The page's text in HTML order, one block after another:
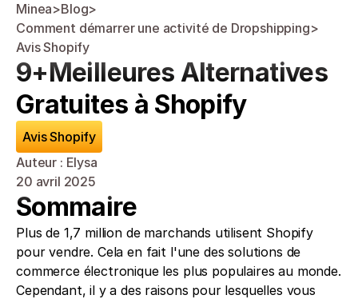
Minea>Blog>
Comment démarrer une activité de Dropshipping>
Avis Shopify
9+Meilleures Alternatives
Gratuites à Shopify
Avis Shopify
Auteur : Elysa
20 avril 2025
Sommaire
Plus de 1,7 million de marchands utilisent Shopify
pour vendre. Cela en fait l'une des solutions de
commerce électronique les plus populaires au monde.
Cependant, il y a des raisons pour lesquelles vous